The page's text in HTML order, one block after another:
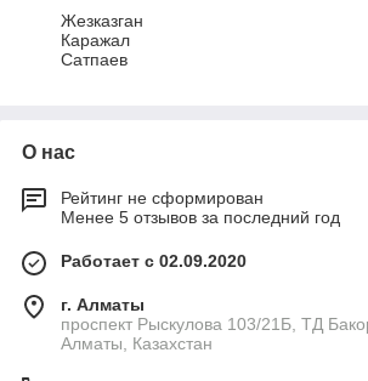
Жезказган
Каражал
Сатпаев
О нас
Рейтинг не сформирован
Менее 5 отзывов за последний год
Работает с 02.09.2020
г. Алматы
проспект Рыскулова 103/21Б, ТД
Алматы, Казахстан